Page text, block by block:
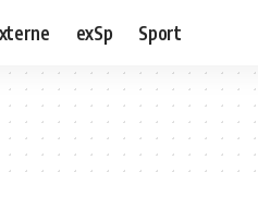
exSp Sport